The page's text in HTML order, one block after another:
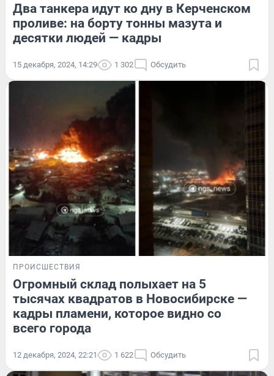
Два танкера идут ко дну в Керченском
проливе: на борту тонны мазута и
десятки людей — кадры
15 декабря, 2024, 14:29 1 302 Обсудить
ПРОИСШЕСТВИЯ
Огромный склад полыхает на 5
тысячах квадратов в Новосибирске —
кадры пламени, которое видно со
всего города
12 декабря, 2024, 22:21 1 622 Обсудить